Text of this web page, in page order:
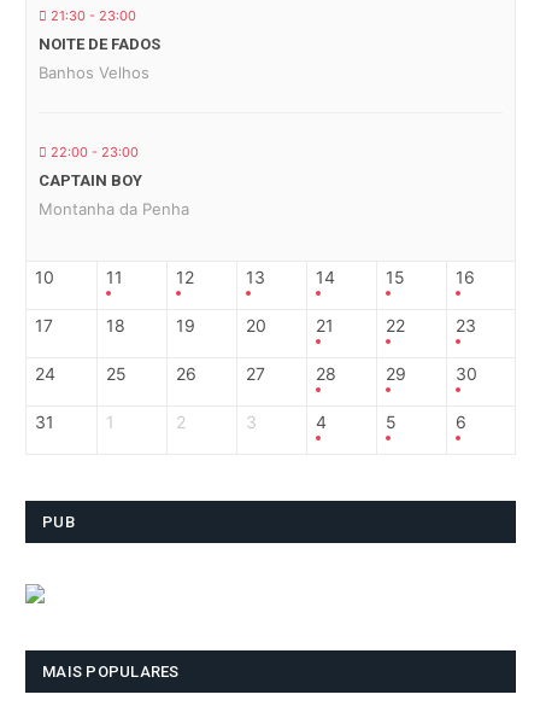
21:30 - 23:00
NOITE DE FADOS
Banhos Velhos
22:00 - 23:00
CAPTAIN BOY
Montanha da Penha
10 11 12 13 14 15 16
17 18 19 20 21 22 23
24 25 26 27 28 29 30
31 1 2 3 4 5 6
PUB
MAIS POPULARES